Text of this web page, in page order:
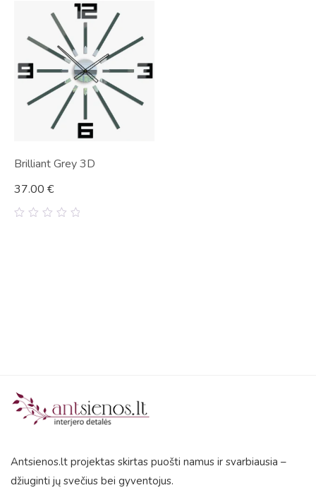
Brilliant Grey 3D
37.00 €
Antsienos.lt projektas skirtas puošti namus ir svarbiausia –
džiuginti jų svečius bei gyventojus.